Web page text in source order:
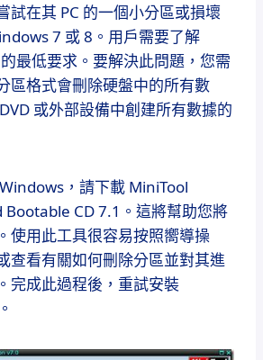
試在其 PC 的一個小分區或損壞
7 或 8。 用戶需要了解
最低要求。要解決此問題，您需
區格式會刪除硬盤中的所有數
或外部設備中創建所有數據的
，請下載 MiniTool
CD 7.1。 這將幫助您將
使用此工具很容易按照嚮導操
查看有關如何刪除分區並對其進
完成此過程後，重試安裝